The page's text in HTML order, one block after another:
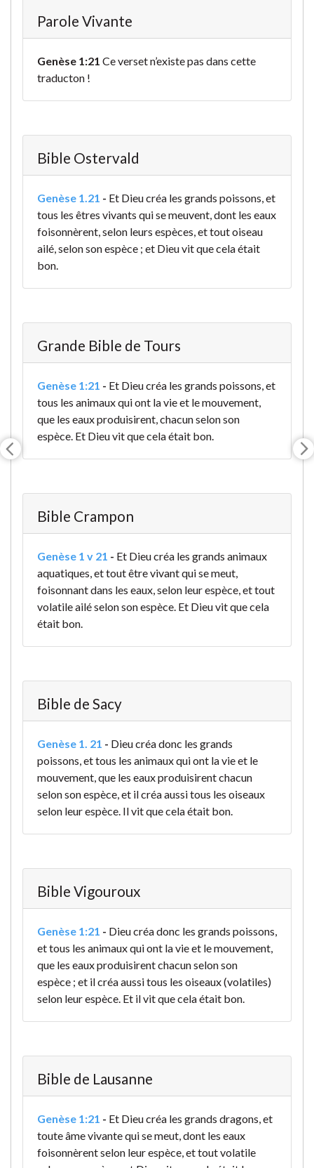
Parole Vivante
Genèse 1:21 Ce verset n’existe pas dans cette
traducton !
Bible Ostervald
Genèse 1.21 - Et Dieu créa les grands poissons, et
tous les êtres vivants qui se meuvent, dont les eaux
foisonnèrent, selon leurs espèces, et tout oiseau
ailé, selon son espèce ; et Dieu vit que cela était
bon.
Grande Bible de Tours
Genèse 1:21 - Et Dieu créa les grands poissons, et
tous les animaux qui ont la vie et le mouvement,
que les eaux produisirent, chacun selon son
espèce. Et Dieu vit que cela était bon.
Bible Crampon
Genèse 1 v 21 - Et Dieu créa les grands animaux
aquatiques, et tout être vivant qui se meut,
foisonnant dans les eaux, selon leur espèce, et tout
volatile ailé selon son espèce. Et Dieu vit que cela
était bon.
Bible de Sacy
Genèse 1. 21 - Dieu créa donc les grands
poissons, et tous les animaux qui ont la vie et le
mouvement, que les eaux produisirent chacun
selon son espèce, et il créa aussi tous les oiseaux
selon leur espèce. Il vit que cela était bon.
Bible Vigouroux
Genèse 1:21 - Dieu créa donc les grands poissons,
et tous les animaux qui ont la vie et le mouvement,
que les eaux produisirent chacun selon son
espèce ; et il créa aussi tous les oiseaux (volatiles)
selon leur espèce. Et il vit que cela était bon.
Bible de Lausanne
Genèse 1:21 - Et Dieu créa les grands dragons, et
toute âme vivante qui se meut, dont les eaux
foisonnèrentselon leur espèce, et tout volatile